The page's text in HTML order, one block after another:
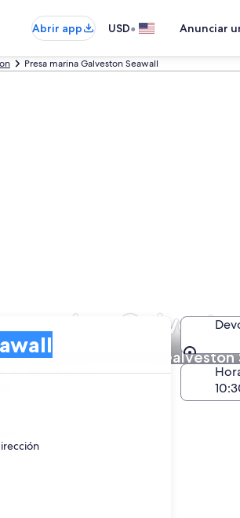
Abrir app USD• Anunciar
Presa marina Galveston Seawall
marina
en Presa marina Galveston
de devolución